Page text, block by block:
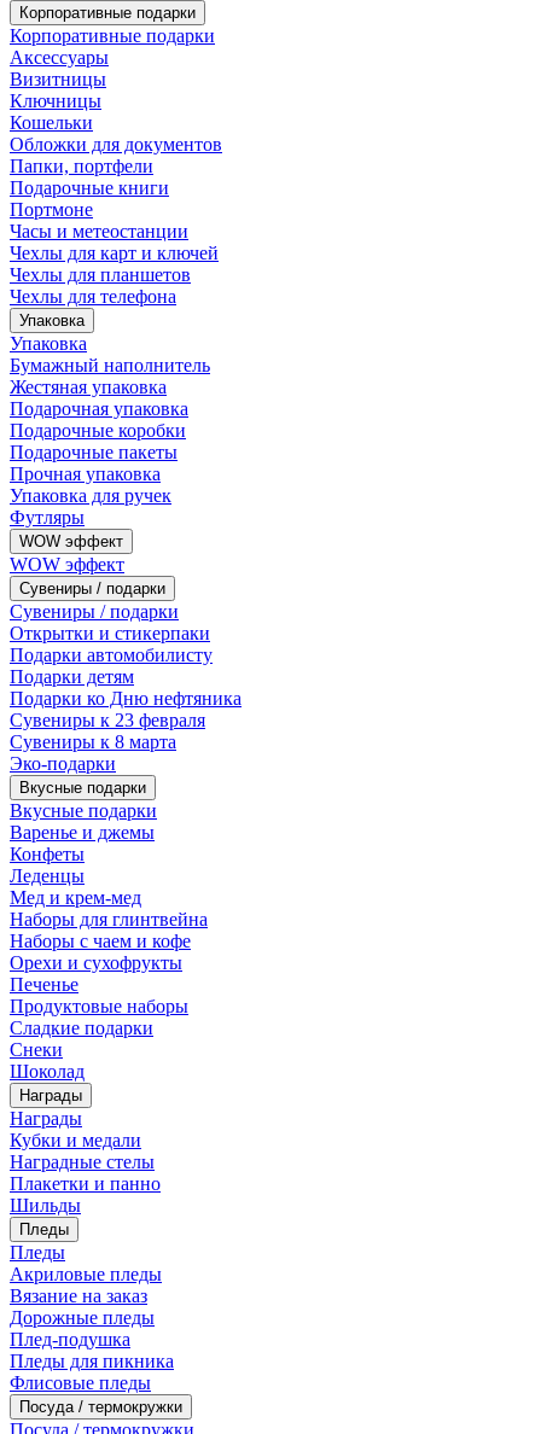
Корпоративные подарки
Корпоративные подарки
Аксессуары
Визитницы
Ключницы
Кошельки
Обложки для документов
Папки, портфели
Подарочные книги
Портмоне
Часы и метеостанции
Чехлы для карт и ключей
Чехлы для планшетов
Чехлы для телефона
Упаковка
Упаковка
Бумажный наполнитель
Жестяная упаковка
Подарочная упаковка
Подарочные коробки
Подарочные пакеты
Прочная упаковка
Упаковка для ручек
Футляры
WOW эффект
WOW эффект
Сувениры / подарки
Сувениры / подарки
Открытки и стикерпаки
Подарки автомобилисту
Подарки детям
Подарки ко Дню нефтяника
Сувениры к 23 февраля
Сувениры к 8 марта
Эко-подарки
Вкусные подарки
Вкусные подарки
Варенье и джемы
Конфеты
Леденцы
Мед и крем-мед
Наборы для глинтвейна
Наборы с чаем и кофе
Орехи и сухофрукты
Печенье
Продуктовые наборы
Сладкие подарки
Снеки
Шоколад
Награды
Награды
Кубки и медали
Наградные стелы
Плакетки и панно
Шильды
Пледы
Пледы
Акриловые пледы
Вязание на заказ
Дорожные пледы
Плед-подушка
Пледы для пикника
Флисовые пледы
Посуда / термокружки
Посуда / термокружки